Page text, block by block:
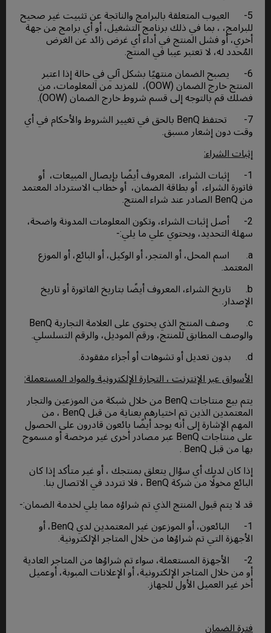
5- العيوب المتعلقة بالبرامج والناتجة عن تثبيت غير صحيح
للبرامج، ، بما في ذلك برنامج التشغيل، أو أي برامج من جهة
أخري، أو فشل المنتج في أداء أي غرض زائد عن الغرض
المُحدد له، لا تعتبر عيبا في المنتج.
6- يصبح الضمان منتهيًا بشكل آلي في حالة إذا اعتبر
المنتج خارج الضمان (OOW)، للمزيد من المعلومات، من
فضلك قم بالتوجه إلى قسم شروط خارج الضمان (OOW).
7- تحتفظ BenQ بالحق في تغيير الشروط والأحكام في أي
وقت دون إشعار مسبق.
إثبات الشراء:
1- إثبات الشراء، المعروف أيضًا بإيصال المبيعات، أو
فاتورة الشراء، أو بطاقة الضمان، أو خطاب الاسترداد المعتمد
من BenQ الصادر عند شراء المنتج.
2- أصل إثبات الشراء، وتكون المعلومات المدونة واضحة،
سهلة التحديد، ويحتوي علي ما يلي:-
a. اسم المحل، أو المتجر، أو الوكيل، أو البائع، أو الموزع
المعتمد.
b. تاريخ الشراء، المعروف أيضًا بتاريخ الفاتورة أو تاريخ
الإصدار.
c. وصف المنتج الذي يحتوي على العلامة التجارية BenQ
والوصف المطابق للمنتج، ورقم الموديل، والرقم التسلسلي.
d. بدون تعديل أو تشوهات أو أجزاء مفقودة.
الأسواق عبر الإنترنت ، التجارة الإلكترونية والمواد المستعملة:
يتم بيع منتاجات BenQ من خلال شبكة من الموزعين والتجار
المعتمدين الذين تم اختيارهم بعناية من قبل BenQ ، من
المهم الإشارة إلى أنه يوجد أيضًا بائعون قادرون على الحصول
على منتاجات BenQ عبر مصادر أخرى غير مرخصة أو مسموح
بها من قبل BenQ .
إذا كان لديك أي سؤال يتعلق بمنتجك ، أو غير متأكد إذا كان
البائع مخولًا من شركة BenQ ، فلا تتردد في الاتصال بنا.
قد لا يتم قبول المنتج الذي تم شراؤه مما يلي لخدمة الضمان:-
1- البائعون، أو الموزعون غير المعتمدين لدي BenQ، أو
الأجهزة التي تم شراؤها من خلال المتاجر الإلكترونية.
2- الأجهزة المستعملة، سواء تم شراؤها من المتاجر العادية
أو من خلال المتاجر الإلكترونية، أو الإعلانات المبوبة، أوعميل
أخر غير العميل الأول للجهاز.
فترة الضمان